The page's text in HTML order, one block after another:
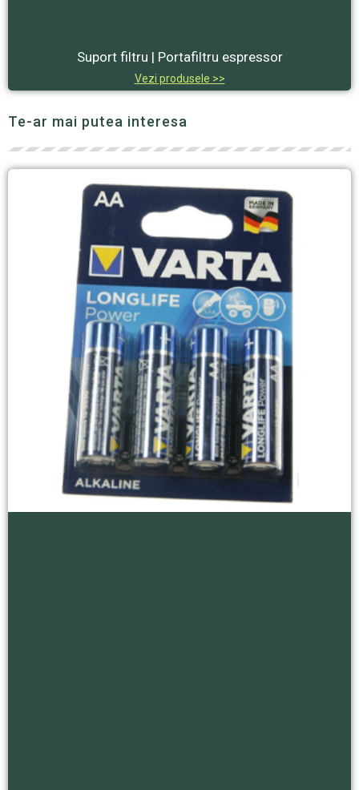
Suport filtru | Portafiltru espressor
Vezi produsele >>
Te-ar mai putea interesa